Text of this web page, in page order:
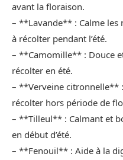
avant la floraison.
– **Lavande** : Calme les
à récolter pendant l’été.
– **Camomille** : Douce
récolter en été.
– **Verveine citronnelle**
récolter hors période de
– **Tilleul** : Calmant et
en début d’été.
– **Fenouil** : Aide à la